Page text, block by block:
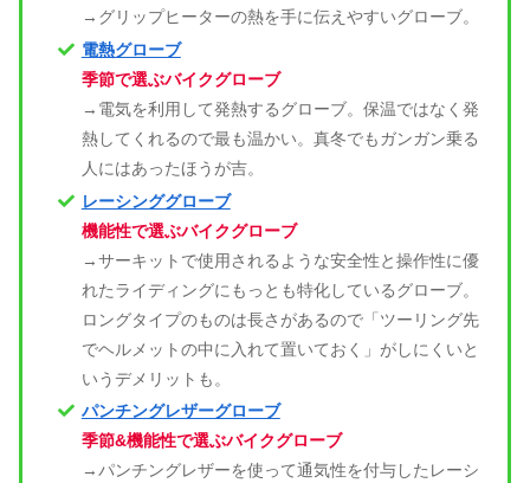
→グリップヒーターの熱を手に伝えやすいグローブ。
電熱グローブ
季節で選ぶバイクグローブ
→電気を利用して発熱するグローブ。保温ではなく発
熱してくれるので最も温かい。真冬でもガンガン乗る
人にはあったほうが吉。
レーシンググローブ
機能性で選ぶバイクグローブ
→サーキットで使用されるような安全性と操作性に優
れたライディングにもっとも特化しているグローブ。
ロングタイプのものは長さがあるので「ツーリング先
でヘルメットの中に入れて置いておく」がしにくいと
いうデメリットも。
パンチングレザーグローブ
季節&機能性で選ぶバイクグローブ
→パンチングレザーを使って通気性を付与したレーシ